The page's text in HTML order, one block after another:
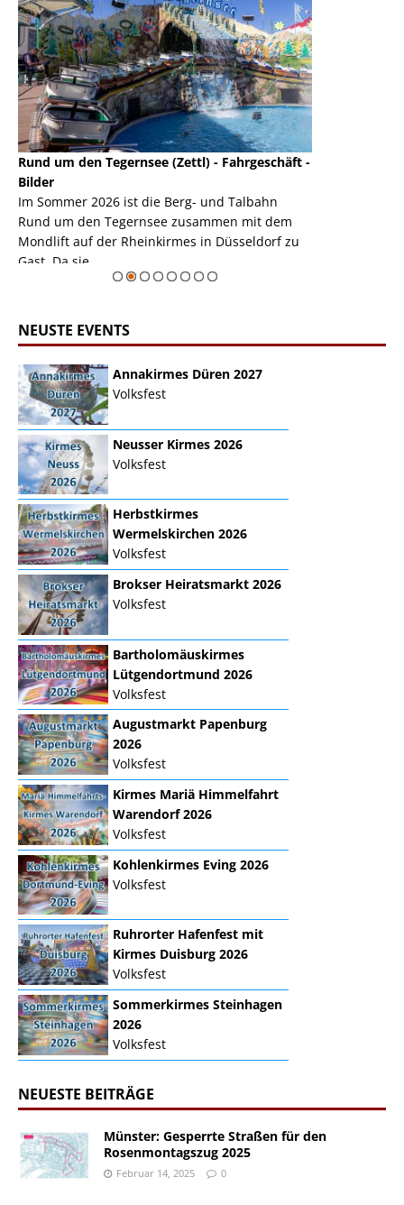
Rund um den Tegernsee (Zettl) - Fahrgeschäft -
Bilder
Im Sommer 2026 ist die Berg- und Talbahn
Rund um den Tegernsee zusammen mit dem
Mondlift auf der Rheinkirmes in Düsseldorf zu
Gast. Da sie ...
NEUSTE EVENTS
Annakirmes Düren 2027
Volksfest
Neusser Kirmes 2026
Volksfest
Herbstkirmes
Wermelskirchen 2026
Volksfest
Brokser Heiratsmarkt 2026
Volksfest
Bartholomäuskirmes
Lütgendortmund 2026
Volksfest
Augustmarkt Papenburg
2026
Volksfest
Kirmes Mariä Himmelfahrt
Warendorf 2026
Volksfest
Kohlenkirmes Eving 2026
Volksfest
Ruhrorter Hafenfest mit
Kirmes Duisburg 2026
Volksfest
Sommerkirmes Steinhagen
2026
Volksfest
NEUESTE BEITRÄGE
Münster: Gesperrte Straßen für den
Rosenmontagszug 2025
Februar 14, 2025 0